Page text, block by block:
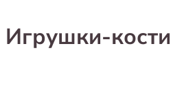
Игрушки-